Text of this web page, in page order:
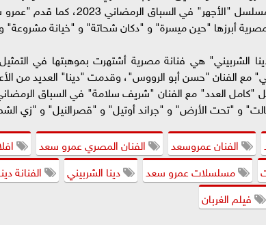
عُرض له مسلسل "الأجهر" في
أبرزها "حين ميسرة" و "دكان شحاتة" و "خيانة
الشربيني" هي فنانة مصرية أشتهرت بموهبتها في
مع الفنان "حسن أبو الرووس"، وقدمت "دينا" العديد من
و "تحت الأرض" و "جراند أوتيل" و "قصرالنيل" و "زي
الفنان عمروسعد الفنان المصري عمرو سعد
مسلسلات عمرو سعد دينا الشربيني الفنانة
فيلم الغربان